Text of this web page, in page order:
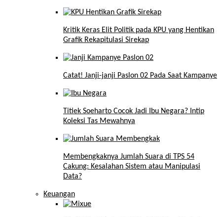
Kritik Keras Elit Politik pada KPU yang Hentikan
Grafik Rekapitulasi Sirekap
Catat! Janji-janji Paslon 02 Pada Saat Kampanye
Titiek Soeharto Cocok Jadi Ibu Negara? Intip
Koleksi Tas Mewahnya
Membengkaknya Jumlah Suara di TPS 54
Cakung: Kesalahan Sistem atau Manipulasi
Data?
Keuangan